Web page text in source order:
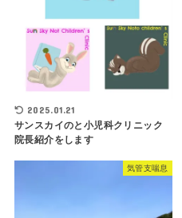
2025.01.21
サンスカイのと小児科クリニック
院長紹介をします
気管支喘息